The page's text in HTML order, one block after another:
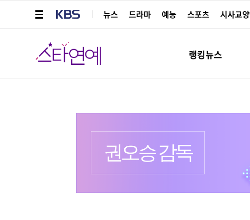
뉴스
드라마 예능 스포츠 시사교양
스타연예
랭킹뉴스
권오승 감독
프로필
출생 :